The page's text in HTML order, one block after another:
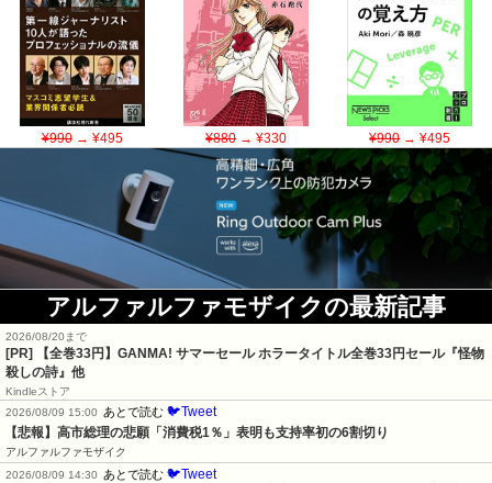
¥990→ ¥495 ¥880→ ¥330 ¥990→ ¥495
アルファルファモザイクの最新記事
2026/08/20まで
[PR]
【全巻33円】GANMA! サマーセール ホラータイトル全巻33円セール『怪物
殺しの詩』他
Kindleストア
2026/08/09 15:00
あとで読む 🐦Tweet
【悲報】高市総理の悲願「消費税1％」表明も支持率初の6割切り
アルファルファモザイク
2026/08/09 14:30
あとで読む 🐦Tweet